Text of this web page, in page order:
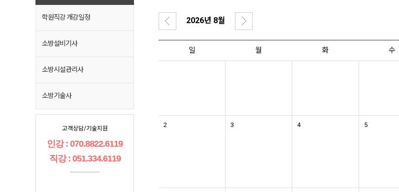
학원직강 개강일정
소방설비기사
소방시설관리사
소방기술사
고객상담/기술지원
인강 : 070.8822.6119
직강 : 051.334.6119
2026년 8월
일 월 화 수
2 3 4 5